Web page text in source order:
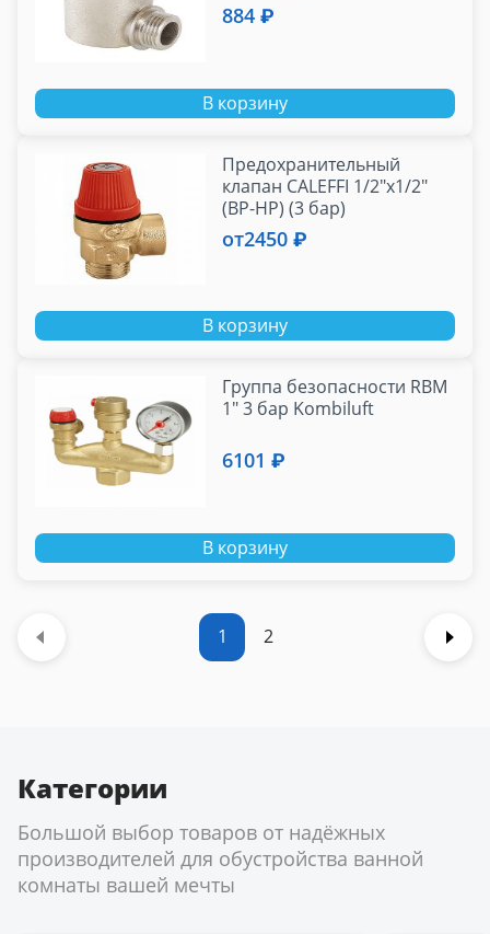
884 ₽
В корзину
Предохранительный
клапан CALEFFI 1/2"x1/2"
(ВР-НР) (3 бар)
от2450 ₽
В корзину
Группа безопасности RBM
1" 3 бар Kombiluft
6101 ₽
В корзину
1 2
Категории
Большой выбор товаров от надёжных
производителей для обустройства ванной
комнаты вашей мечты